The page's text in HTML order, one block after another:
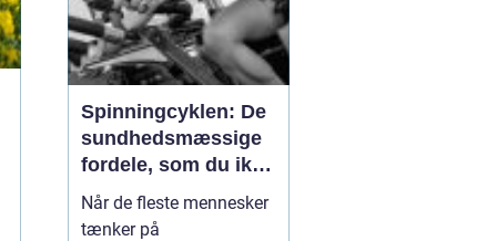
Spinningcyklen: De
sundhedsmæssige
fordele, som du ikke
kendte til
Når de fleste mennesker
tænker på